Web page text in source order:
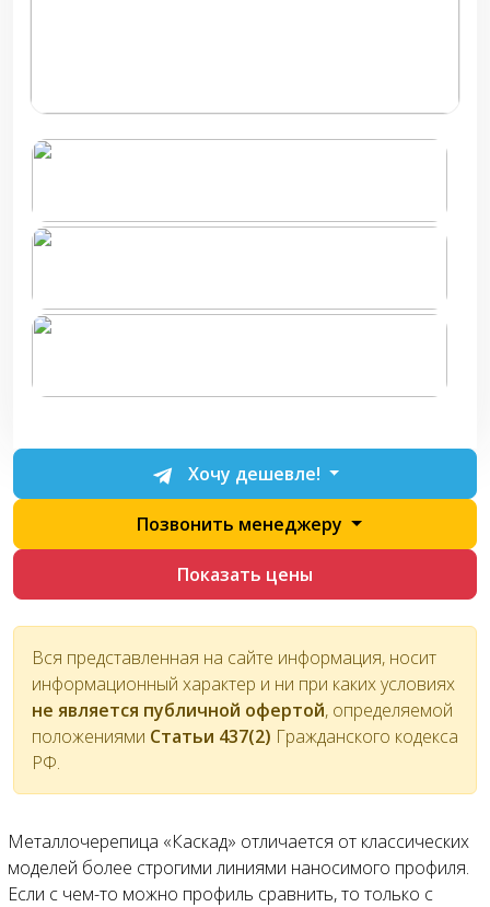
Хочу дешевле!
Позвонить менеджеру
Показать цены
Вся представленная на сайте информация, носит
информационный характер и ни при каких условиях
не является публичной офертой, определяемой
положениями Статьи 437(2) Гражданского кодекса
РФ.
Металлочерепица «Каскад» отличается от классических
моделей более строгими линиями наносимого профиля.
Если с чем-то можно профиль сравнить, то только с